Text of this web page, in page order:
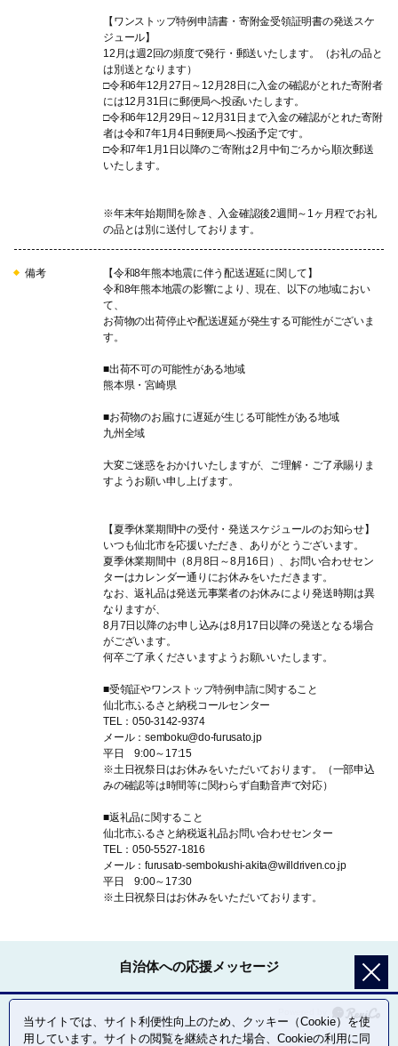
【ワンストップ特例申請書・寄附金受領証明書の発送スケ
ジュール】
12月は週2回の頻度で発行・郵送いたします。（お礼の品と
は別送となります）
□令和6年12月27日～12月28日に入金の確認がとれた寄附者
には12月31日に郵便局へ投函いたします。
□令和6年12月29日～12月31日まで入金の確認がとれた寄附
者は令和7年1月4日郵便局へ投函予定です。
□令和7年1月1日以降のご寄附は2月中旬ごろから順次郵送
いたします。
※年末年始期間を除き、入金確認後2週間～1ヶ月程でお礼
の品とは別に送付しております。
備考
【令和8年熊本地震に伴う配送遅延に関して】
令和8年熊本地震の影響により、現在、以下の地域におい
て、
お荷物の出荷停止や配送遅延が発生する可能性がございま
す。
■出荷不可の可能性がある地域
熊本県・宮崎県
■お荷物のお届けに遅延が生じる可能性がある地域
九州全域
大変ご迷惑をおかけいたしますが、ご理解・ご了承賜りま
すようお願い申し上げます。
【夏季休業期間中の受付・発送スケジュールのお知らせ】
いつも仙北市を応援いただき、ありがとうございます。
夏季休業期間中（8月8日～8月16日）、お問い合わせセン
ターはカレンダー通りにお休みをいただきます。
なお、返礼品は発送元事業者のお休みにより発送時期は異
なりますが、
8月7日以降のお申し込みは8月17日以降の発送となる場合
がございます。
何卒ご了承くださいますようお願いいたします。
■受領証やワンストップ特例申請に関すること
仙北市ふるさと納税コールセンター
TEL：050-3142-9374
メール：semboku@do-furusato.jp
平日 9:00～17:15
※土日祝祭日はお休みをいただいております。（一部申込
みの確認等は時間等に関わらず自動音声で対応）
■返礼品に関すること
仙北市ふるさと納税返礼品お問い合わせセンター
TEL：050-5527-1816
メール：furusato-sembokushi-akita@willdriven.co.jp
平日 9:00～17:30
※土日祝祭日はお休みをいただいております。
自治体への応援メッセージ
当サイトでは、サイト利便性向上のため、クッキー（Cookie）を使
用しています。サイトの閲覧を継続された場合、Cookieの利用に同